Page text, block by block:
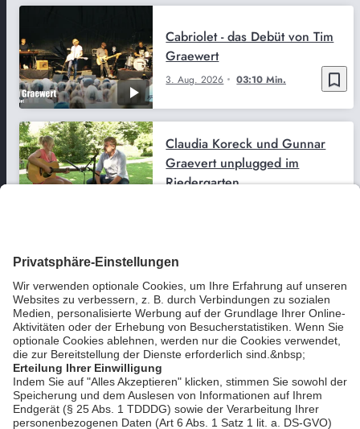
bookmark_border
3. Aug. 2026 03:10 Min.
Cabriolet - das Debüt von Tim
Graewert
Claudia Koreck und Gunnar
Graevert unplugged im
Riedergarten
bookmark_border
12. Juli 2026 06:25 Min.
The Red Devils auf dem
Sommerfestival 2017